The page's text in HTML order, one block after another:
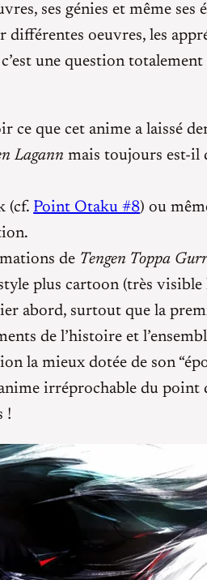
ses génies et même
différentes oeuvres, les
une question
ce que cet anime a laissé
Lagann mais toujours est-il
(cf. Point Otaku #8) ou
de Tengen Toppa
plus cartoon (très visible
abord, surtout que la
de l’histoire et
la mieux dotée de son
irréprochable du point
!